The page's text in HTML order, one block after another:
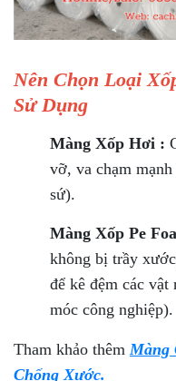
Nên Chọn Loại
Sử Dụng
Màng Xốp Hơi :
vỡ, va chạm
sứ).
Màng Xốp Pe
không bị trầy
để kê đệm các vật
móc công nghiệp).
Tham khảo thêm Màng
Chống Xước.